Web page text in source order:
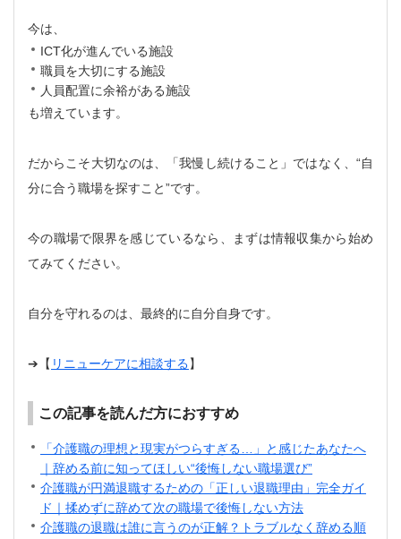
今は、
ICT化が進んでいる施設
職員を大切にする施設
人員配置に余裕がある施設
も増えています。
だからこそ大切なのは、「我慢し続けること」ではなく、“自
分に合う職場を探すこと”です。
今の職場で限界を感じているなら、まずは情報収集から始め
てみてください。
自分を守れるのは、最終的に自分自身です。
➔【 リニューケアに相談する】
この記事を読んだ方におすすめ
「介護職の理想と現実がつらすぎる…」と感じたあなたへ
｜辞める前に知ってほしい“後悔しない職場選び”
介護職が円満退職するための「正しい退職理由」完全ガイ
ド｜揉めずに辞めて次の職場で後悔しない方法
介護職の退職は誰に言うのが正解？トラブルなく辞める順